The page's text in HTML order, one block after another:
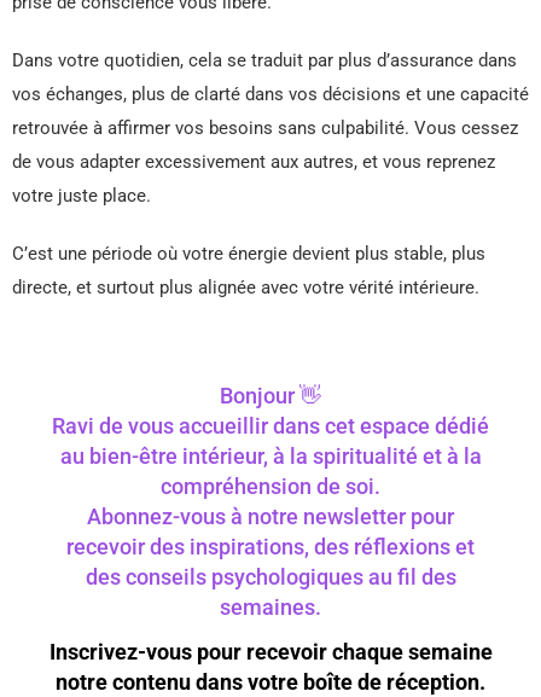
Dans votre quotidien, cela se traduit par plus d’assurance dans
vos échanges, plus de clarté dans vos décisions et une capacité
retrouvée à affirmer vos besoins sans culpabilité. Vous cessez
de vous adapter excessivement aux autres, et vous reprenez
votre juste place.
C’est une période où votre énergie devient plus stable, plus
directe, et surtout plus alignée avec votre vérité intérieure.
Bonjour 👋
Ravi de vous accueillir dans cet espace dédié
au bien-être intérieur, à la spiritualité et à la
compréhension de soi.
Abonnez-vous à notre newsletter pour
recevoir des inspirations, des réflexions et
des conseils psychologiques au fil des
semaines.
Inscrivez-vous pour recevoir chaque semaine
notre contenu dans votre boîte de réception.